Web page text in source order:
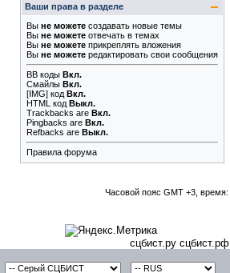
Ваши права в разделе
Вы не можете создавать новые темы
Вы не можете отвечать в темах
Вы не можете прикреплять вложения
Вы не можете редактировать свои сообщения
BB коды Вкл.
Смайлы Вкл.
[IMG] код Вкл.
HTML код Выкл.
Trackbacks are Вкл.
Pingbacks are Вкл.
Refbacks are Выкл.
Правила форума
Часовой пояс GMT +3, время:
сцбист.ру сцбист.рф